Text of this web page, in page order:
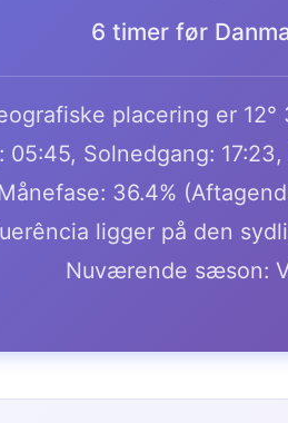
6 timer før
placering er 12°
05:45, Solnedgang:
36.4%
ligger på den
Nuværende sæson: